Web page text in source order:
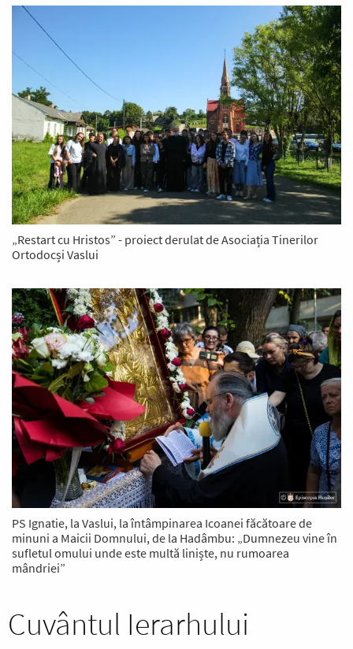
„Restart cu Hristos” - proiect derulat de Asociația Tinerilor
Ortodocși Vaslui
PS Ignatie, la Vaslui, la întâmpinarea Icoanei făcătoare de
minuni a Maicii Domnului, de la Hadâmbu: „Dumnezeu vine în
sufletul omului unde este multă liniște, nu rumoarea
mândriei”
Cuvântul Ierarhului